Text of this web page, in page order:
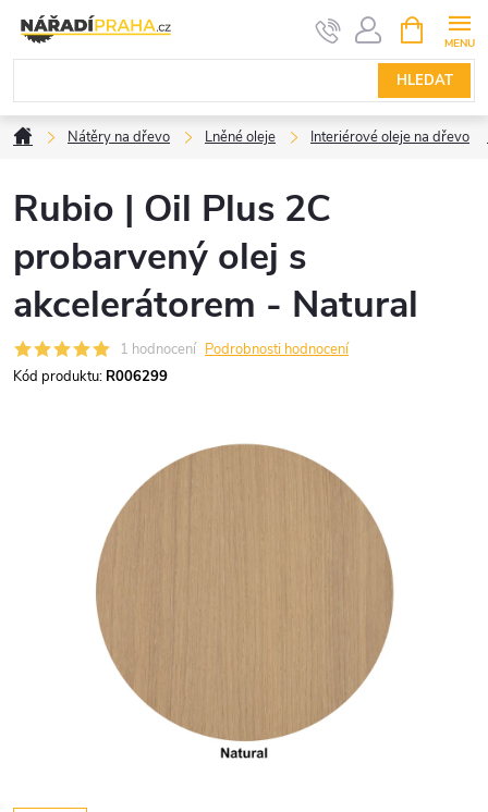
obsah
HLEDAT
NÁKUPNÍ
KOŠÍK
DomůNátěry na dřevo Lněné oleje Interiérové oleje na dřevo
Rubio | Oil Plus 2C
probarvený olej s
akcelerátorem - Natural
1 hodnocení Podrobnosti hodnocení
Kód produktu: R006299